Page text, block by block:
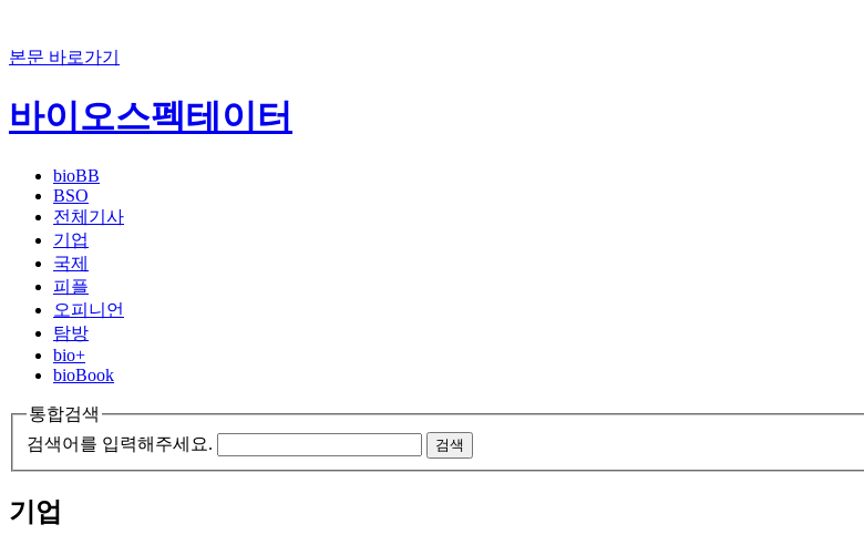
본문 바로가기
바이오스펙테이터
bioBB
BSO
전체기사
기업
국제
피플
오피니언
탐방
bio+
bioBook
통합검색
검색어를 입력해주세요.
검색
기업